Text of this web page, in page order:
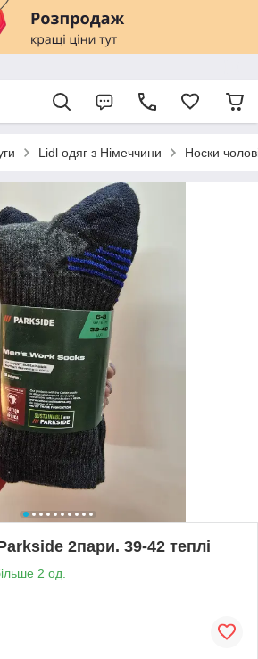
Lidl одяг з Німеччини Носки
2пари. 39-42 теплі
2 од.